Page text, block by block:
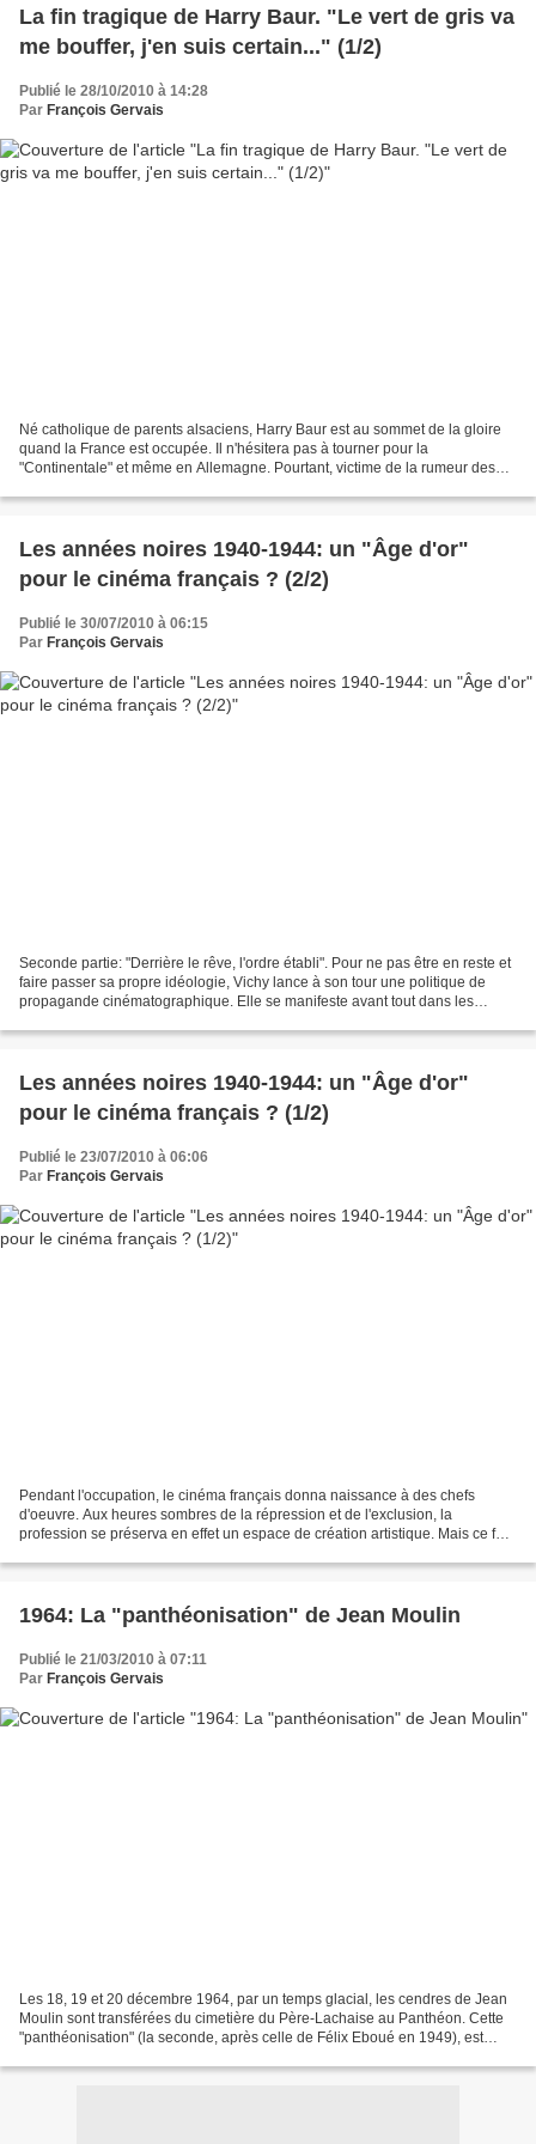
La fin tragique de Harry Baur. "Le vert de gris va
me bouffer, j'en suis certain..." (1/2)
Publié le 28/10/2010 à 14:28
Par François Gervais
Né catholique de parents alsaciens, Harry Baur est au sommet de la gloire
quand la France est occupée. Il n'hésitera pas à tourner pour la
"Continentale" et même en Allemagne. Pourtant, victime de la rumeur des
Les années noires 1940-1944: un "Âge d'or"
pour le cinéma français ? (2/2)
Publié le 30/07/2010 à 06:15
Par François Gervais
Seconde partie: "Derrière le rêve, l'ordre établi". Pour ne pas être en reste et
faire passer sa propre idéologie, Vichy lance à son tour une politique de
propagande cinématographique. Elle se manifeste avant tout dans les
Les années noires 1940-1944: un "Âge d'or"
pour le cinéma français ? (1/2)
Publié le 23/07/2010 à 06:06
Par François Gervais
Pendant l'occupation, le cinéma français donna naissance à des chefs
d'oeuvre. Aux heures sombres de la répression et de l'exclusion, la
profession se préserva en effet un espace de création artistique. Mais ce fut
1964: La "panthéonisation" de Jean Moulin
Publié le 21/03/2010 à 07:11
Par François Gervais
Les 18, 19 et 20 décembre 1964, par un temps glacial, les cendres de Jean
Moulin sont transférées du cimetière du Père-Lachaise au Panthéon. Cette
"panthéonisation" (la seconde, après celle de Félix Eboué en 1949), est